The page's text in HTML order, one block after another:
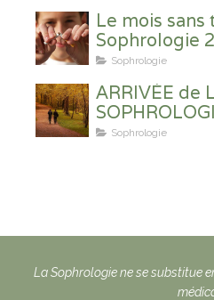
Le mois sans
Sophrologie
Sophrologie
ARRIVÉE de
Sophrologie
La Sophrologie ne se substitue